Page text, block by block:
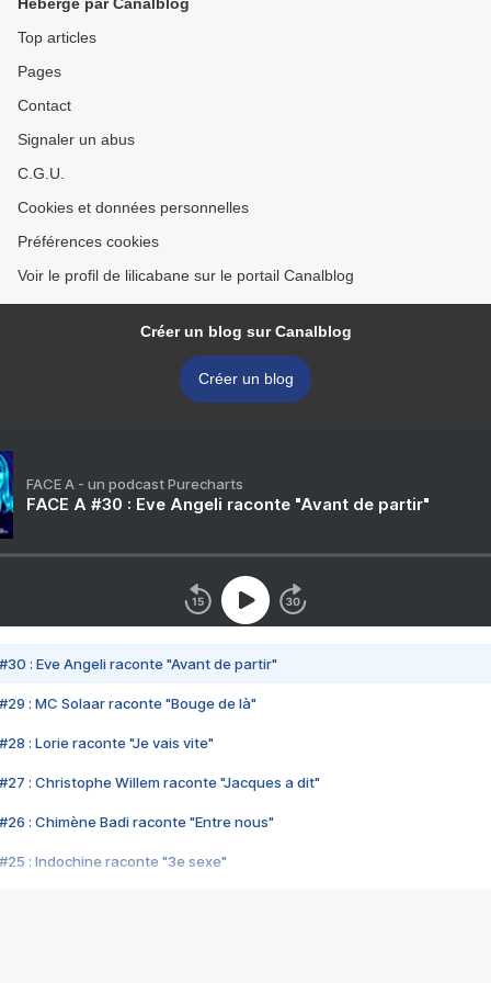
Top articles
Pages
Contact
Signaler un abus
C.G.U.
Cookies et données personnelles
Préférences cookies
Voir le profil de lilicabane sur le portail Canalblog
Créer un blog sur Canalblog
Créer un blog
FACE A - un podcast Purecharts
FACE A #30 : Eve Angeli raconte "Avant de partir"
#30 : Eve Angeli raconte "Avant de partir"
#29 : MC Solaar raconte "Bouge de là"
#28 : Lorie raconte "Je vais vite"
#27 : Christophe Willem raconte "Jacques a dit"
#26 : Chimène Badi raconte "Entre nous"
#25 : Indochine raconte "3e sexe"